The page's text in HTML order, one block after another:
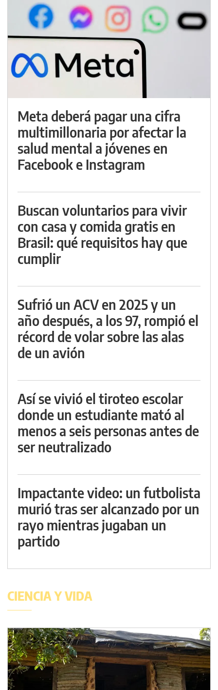
Meta deberá pagar una cifra
multimillonaria por afectar la
salud mental a jóvenes en
Facebook e Instagram
Buscan voluntarios para vivir
con casa y comida gratis en
Brasil: qué requisitos hay que
cumplir
Sufrió un ACV en 2025 y un
año después, a los 97, rompió el
récord de volar sobre las alas
de un avión
Así se vivió el tiroteo escolar
donde un estudiante mató al
menos a seis personas antes de
ser neutralizado
Impactante video: un futbolista
murió tras ser alcanzado por un
rayo mientras jugaban un
partido
CIENCIA Y VIDA